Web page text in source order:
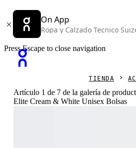
On App
Ropa y Calzado Tecnico
Press Escape to close navigation
TIENDA
Artículo 1 de 7 de la galería de
Elite Cream & White Unisex Bolsas